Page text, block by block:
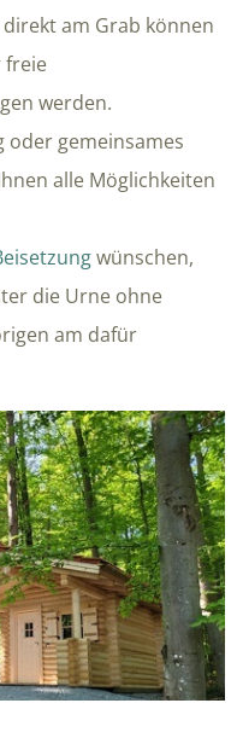
am Grab können
freie
werden.
oder gemeinsames
alle Möglichkeiten
wünschen,
die Urne ohne
am dafür